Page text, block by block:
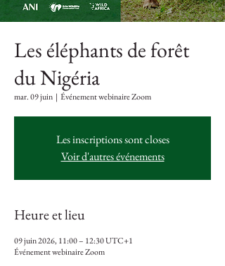
Les éléphants de forêt
du Nigéria
mar. 09 juin
  |
Événement webinaire Zoom
Les inscriptions sont closes
Voir d'autres événements
Heure et lieu
09 juin 2026, 11:00 – 12:30 UTC+1
Événement webinaire Zoom